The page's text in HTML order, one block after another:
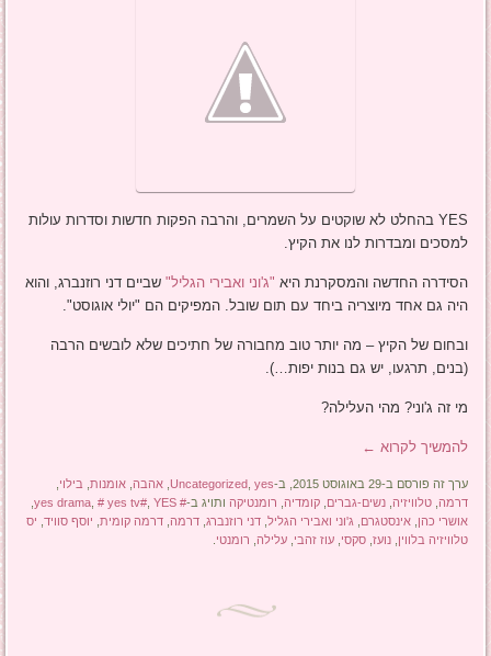
YES בהחלט לא שוקטים על השמרים, והרבה הפקות חדשות וסדרות עולות
למסכים ומבדרות לנו את הקיץ.
הסידרה החדשה והמסקרנת היא "ג'וני ואבירי הגליל" שביים דני רוזנברג, והוא
היה גם אחד מיוצריה ביחד עם תום שובל. המפיקים הם "יולי אוגוסט".
ובחום של הקיץ – מה יותר טוב מחבורה של חתיכים שלא לובשים הרבה
(בנים, תרגעו, יש גם בנות יפות…).
מי זה ג'וני? מהי העלילה?
להמשיך לקרוא ←
ערך זה פורסם ב-29 באוגוסט 2015, ב- Uncategorized, yes
,אהבה ,אומנות בילוי
דרמה ,טלוויזיה ,נשים-גברים ,קומדיה רומנטיקה ותויג ב-# yes drama
, # yes tv#, YES
אושרי כהן ,אינסטגרם ג'וני ואבירי הגליל ,דני רוזנברג ,דרמה ,דרמה קומית יוסף סוויד יס
טלוויזיה בלווין ,נועז ,סקסי ,עוז זהבי ,עלילה רומנטי